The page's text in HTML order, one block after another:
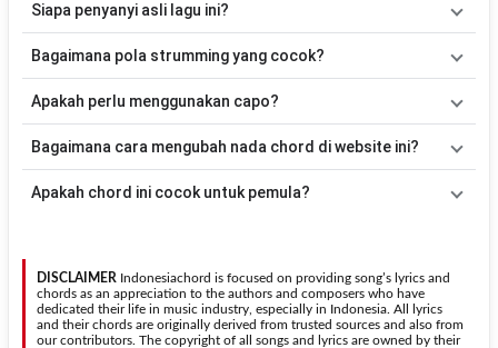
A, Bm, Cm, C, D. Versi chord ini telah disederhanakan sehingga
belajar memainkan lagu ini.
Siapa penyanyi asli lagu ini?
olehJEF Banjar. Pada halaman ini tersedia versi chord gitar yang
Bagaimana pola strumming yang cocok?
acuan, kamu dapat menggunakan pola
laguPurun Pian (OST. Kuyank).
Apakah perlu menggunakan capo?
kunci dasarEm. Jika ingin mengikuti nada asli penyanyi, kamu
sesuai kebutuhan.
Bagaimana cara mengubah nada chord di website ini?
Transpose (bawah)untuk menurunkan nada. Seluruh chord akan
Apakah chord ini cocok untuk pemula?
dipelajari oleh pemula tanpa menghilangkan struktur dasar lagu.
DISCLAIMER Indonesiachord is focused on providing song’s lyrics and
chords as an appreciation to the authors and composers who have
dedicated their life in music industry, especially in Indonesia. All lyrics
and their chords are originally derived from trusted sources and also from
our contributors. The copyright of all songs and lyrics are owned by their